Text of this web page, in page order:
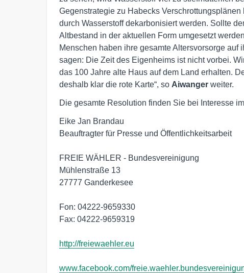
Gegenstrategie zu Habecks
durch Wasserstoff dekarbonisiert werden. Sollte
Altbestand in der aktuellen Form umgesetzt
Menschen haben ihre gesamte Altersvorsorge
sagen: Die Zeit des Eigenheims ist nicht vorbei.
das 100 Jahre alte Haus auf dem Land erhalten.
deshalb klar die rote Karte“, so Aiwanger weiter.
Die gesamte Resolution finden Sie bei Interesse
Eike Jan Brandau
Beauftragter für Presse und Öffentlichkeitsarbeit
FREIE WÄHLER - Bundesvereinigung
Mühlenstraße 13
27777 Ganderkesee
Fon: 04222-9659330
Fax: 04222-9659319
http://freiewaehler.eu
www.facebook.com/